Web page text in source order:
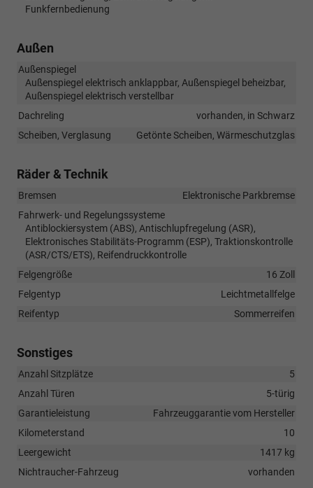
Funkfernbedienung
Außen
Außenspiegel
Außenspiegel elektrisch anklappbar, Außenspiegel beheizbar,
Außenspiegel elektrisch verstellbar
Dachreling
vorhanden, in Schwarz
Scheiben, Verglasung
Getönte Scheiben, Wärmeschutzglas
Räder & Technik
Bremsen
Elektronische Parkbremse
Fahrwerk- und Regelungssysteme
Antiblockiersystem (ABS), Antischlupfregelung (ASR),
Elektronisches Stabilitäts-Programm (ESP), Traktionskontrolle
(ASR/CTS/ETS), Reifendruckkontrolle
Felgengröße
16 Zoll
Felgentyp
Leichtmetallfelge
Reifentyp
Sommerreifen
Sonstiges
Anzahl Sitzplätze
5
Anzahl Türen
5-türig
Garantieleistung
Fahrzeuggarantie vom Hersteller
Kilometerstand
10
Leergewicht
1417 kg
Nichtraucher-Fahrzeug
vorhanden